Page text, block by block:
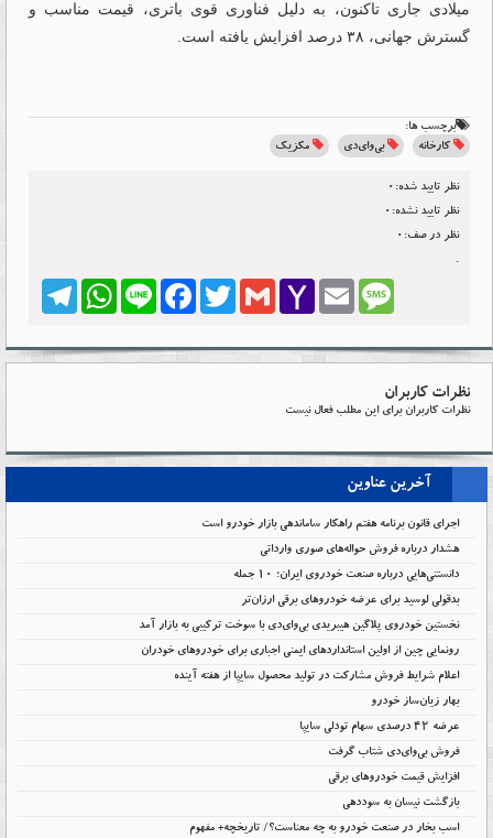
میلادی جاری تاکنون، به دلیل فناوری قوی باتری، قیمت مناسب و
گسترش جهانی، ۳۸ درصد افزایش یافته است.
برچسب ها:
کارخانه
بی‌وای‌دی مکزیک
نظر تایید شده:0
نظر تایید نشده:0
نظر در صف:0
TelegramWhatsApp LineFacebook Twitter Gmail
Yahoo
Email Message
نظرات کاربران
نظرات کاربران برای این مطلب فعال نیست
آخرین عناوین
اجرای قانون برنامه هفتم راهکار ساماندهی بازار خودرو است
هشدار درباره فروش حواله‌های صوری وارداتی
دانستنی‌هایی درباره صنعت خودروی ایران؛ ۱۰ جمله
بدقولی لوسید برای عرضه خودروهای برقی ارزان‌تر
نخستین خودروی پلاگین هیبریدی بی‌وای‌دی با سوخت ترکیبی به بازار آمد
رونمایی چین از اولین استانداردهای ایمنی اجباری برای خودروهای خودران
اعلام شرایط فروش مشارکت در تولید محصول سایپا از هفته آینده
بهار زیان‌ساز خودرو
عرضه ۴۲ درصدی سهام تودلی سایپا
فروش بی‌وای‌دی شتاب گرفت
افزایش قیمت خودروهای برقی
بازگشت نیسان به سوددهی
اسب بخار در صنعت خودرو به چه معناست؟/ تاریخچه+ مفهوم